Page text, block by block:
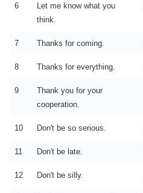
6
Let me know what you
think.
7 Thanks for coming.
8 Thanks for everything.
9
Thank you for your
cooperation.
10 Don't be so serious.
11 Don't be late.
12 Don't be silly.